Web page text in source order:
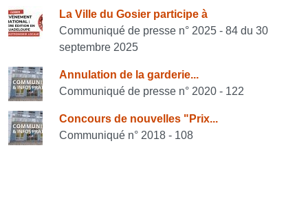
Consulter également
La Ville du Gosier participe à
Communiqué de presse n° 2025 - 84 du 30
septembre 2025
Annulation de la garderie...
Communiqué de presse n° 2020 - 122
Concours de nouvelles "Prix...
Communiqué n° 2018 - 108